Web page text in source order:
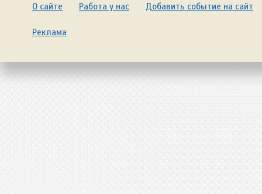
О сайте Работа у нас Добавить событие на сайт
Реклама